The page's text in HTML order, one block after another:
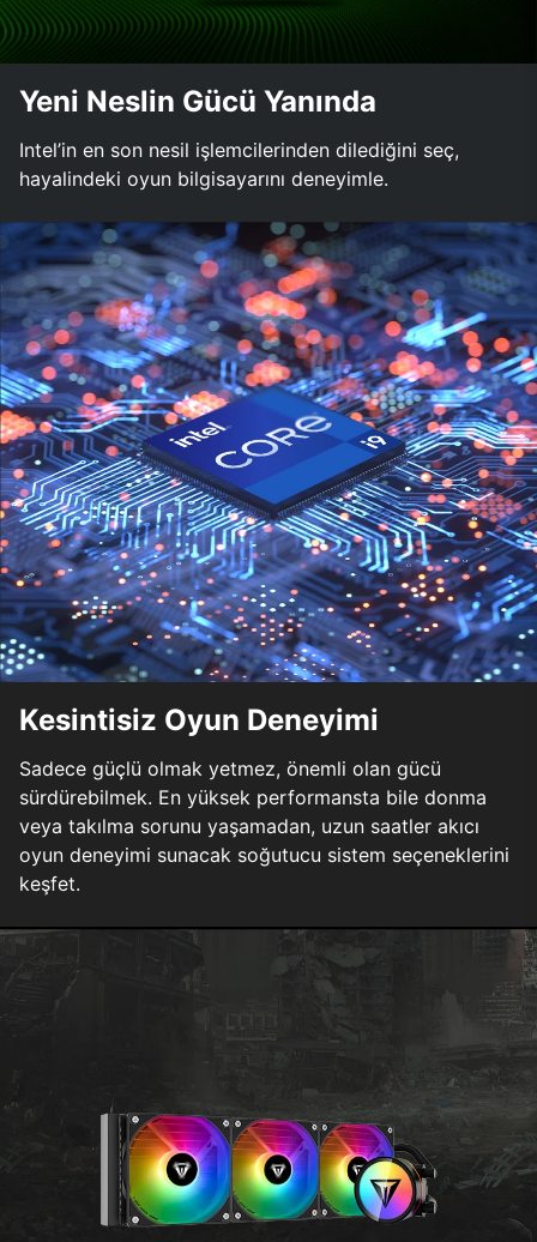
Yeni Neslin Gücü Yanında
Intel’in en son nesil işlemcilerinden dilediğini seç,
hayalindeki oyun bilgisayarını deneyimle.
Kesintisiz Oyun Deneyimi
Sadece güçlü olmak yetmez, önemli olan gücü
sürdürebilmek. En yüksek performansta bile donma
veya takılma sorunu yaşamadan, uzun saatler akıcı
oyun deneyimi sunacak soğutucu sistem seçeneklerini
keşfet.